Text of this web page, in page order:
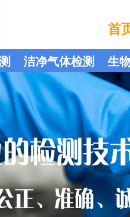
洁净气体检测 生
首